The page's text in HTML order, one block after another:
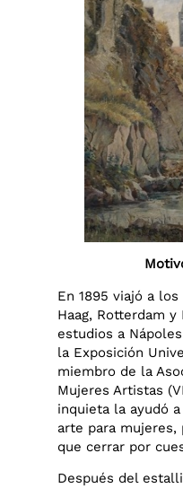
En 1895 viajó a
Haag, Rotterdam
estudios a
la Exposición
miembro de la
Mujeres Artistas
inquieta la ayudó
arte para mujeres,
que cerrar por
Después del